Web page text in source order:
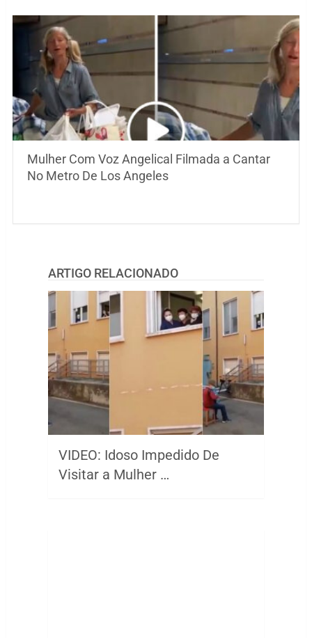
Mulher Com Voz Angelical Filmada a Cantar
No Metro De Los Angeles
ARTIGO RELACIONADO
VIDEO: Idoso Impedido De
Visitar a Mulher …